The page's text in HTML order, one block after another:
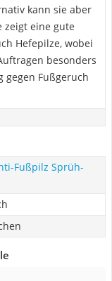
kann sie aber
zeigt eine gute
Hefepilze, wobei
besonders
gegen Fußgeruch
Fußpilz Sprüh-